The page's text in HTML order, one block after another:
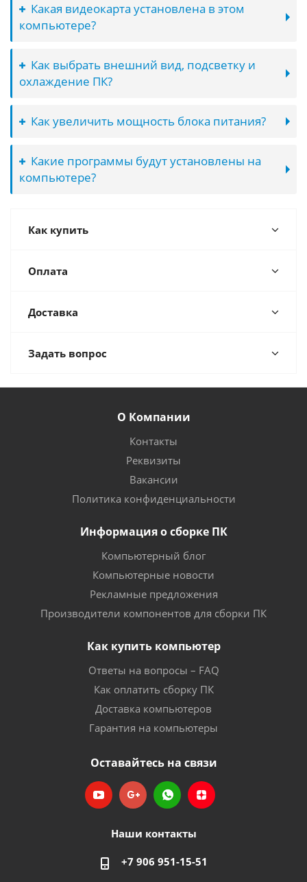
Какая видеокарта установлена в этом
компьютере?
Как выбрать внешний вид, подсветку и
охлаждение ПК?
Как увеличить мощность блока питания?
Какие программы будут установлены на
компьютере?
Как купить
Оплата
Доставка
Задать вопрос
О Компании
Контакты
Реквизиты
Вакансии
Политика конфиденциальности
Информация о сборке ПК
Компьютерный блог
Компьютерные новости
Рекламные предложения
Производители компонентов для сборки ПК
Как купить компьютер
Ответы на вопросы – FAQ
Как оплатить сборку ПК
Доставка компьютеров
Гарантия на компьютеры
Оставайтесь на связи
Наши контакты
+7 906 951-15-51